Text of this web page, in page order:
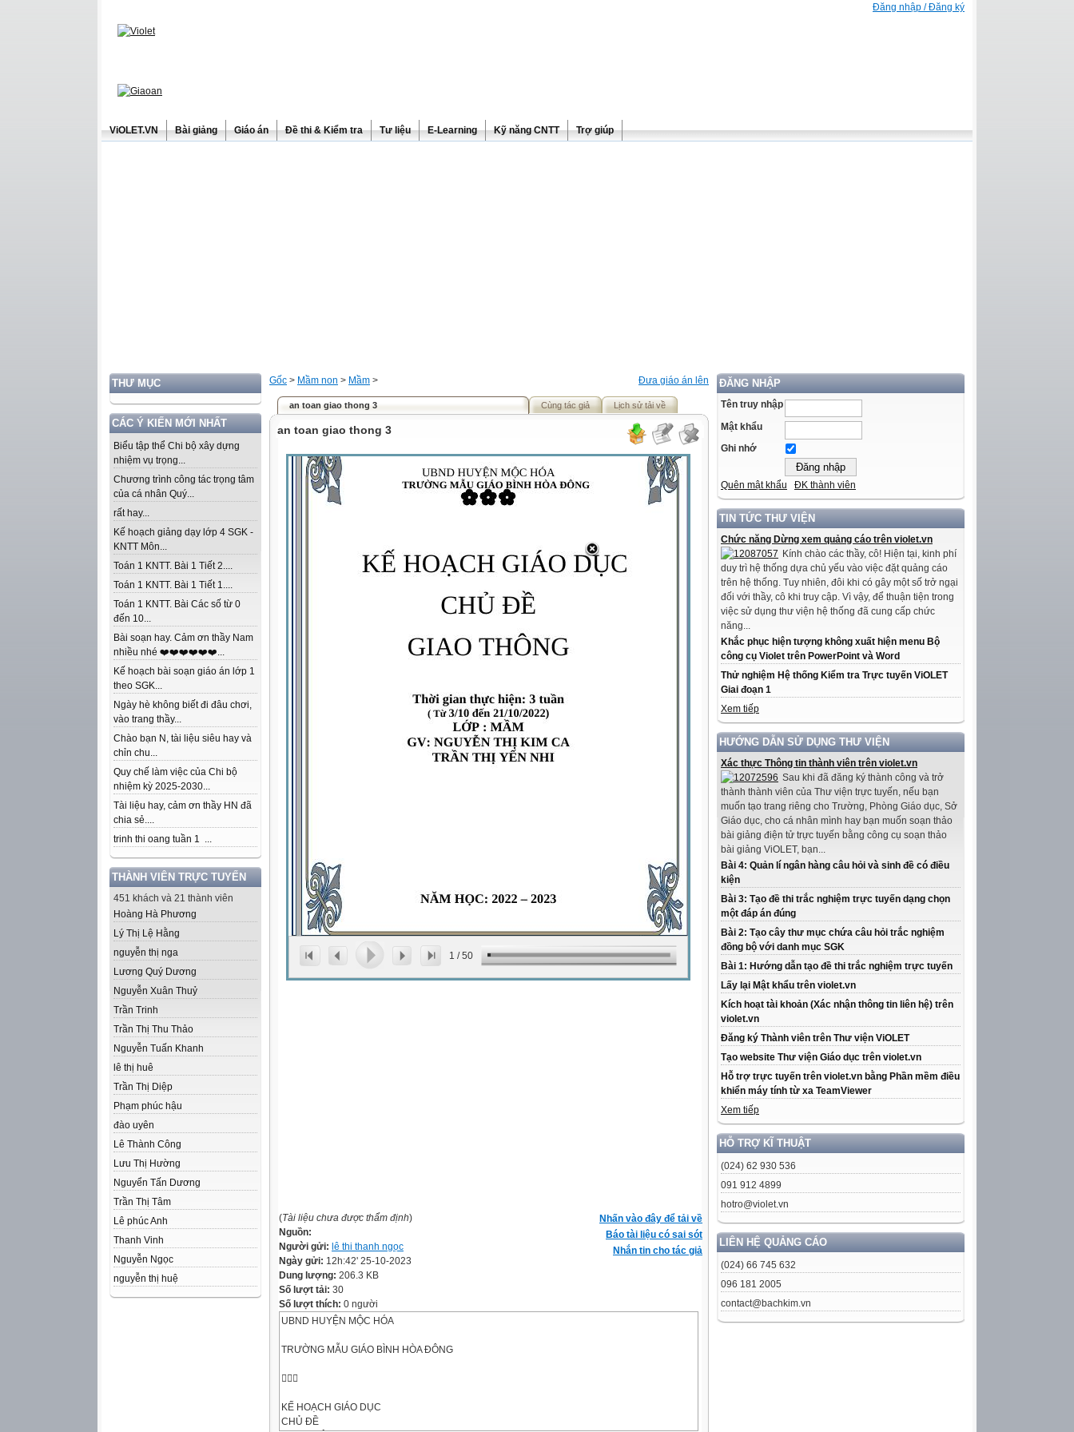
Đăng nhập / Đăng ký
ViOLET.VN Bài giảng Giáo án Đề thi & Kiểm tra Tư liệu E-Learning Kỹ năng CNTT Trợ giúp
THƯ MỤC
CÁC Ý KIẾN MỚI NHẤT
Biểu tập thể Chi bộ xây dựng
nhiệm vụ trọng...
Chương trình công tác trọng tâm
của cá nhân Quý...
rất hay...
Kế hoạch giảng dạy lớp 4 SGK -
KNTT Môn...
Toán 1 KNTT. Bài 1 Tiết 2....
Toán 1 KNTT. Bài 1 Tiết 1....
Toán 1 KNTT. Bài Các số từ 0
đến 10...
Bài soạn hay. Cảm ơn thầy Nam
nhiều nhé ❤️❤️❤️❤️❤️❤️...
Kế hoạch bài soạn giáo án lớp 1
theo SGK...
Ngày hè không biết đi đâu chơi,
vào trang thầy...
Chào bạn N, tài liệu siêu hay và
chỉn chu...
Quy chế làm việc của Chi bộ
nhiệm kỳ 2025-2030...
Tài liệu hay, cảm ơn thầy HN đã
chia sẻ....
trinh thi oang tuần 1 ...
THÀNH VIÊN TRỰC TUYẾN
451 khách và 21 thành viên
Hoàng Hà Phương
Lý Thị Lệ Hằng
nguyễn thị nga
Lương Quý Dương
Nguyễn Xuân Thuỷ
Trần Trinh
Trần Thị Thu Thảo
Nguyễn Tuấn Khanh
lê thị huê
Trần Thị Diệp
Phạm phúc hậu
đào uyên
Lê Thành Công
Lưu Thị Hường
Nguyển Tấn Dương
Trần Thị Tâm
Lê phúc Anh
Thanh Vinh
Nguyễn Ngọc
nguyễn thị huệ
ĐĂNG NHẬP
Tên truy nhập
Mật khẩu
Ghi nhớ
Quên mật khẩu ĐK thành viên
TIN TỨC THƯ VIỆN
Chức năng Dừng xem quảng cáo trên violet.vn
Kính chào các thầy, cô! Hiện tại, kinh phí
duy trì hệ thống dựa chủ yếu vào việc đặt quảng cáo
trên hệ thống. Tuy nhiên, đôi khi có gây một số trở ngại
đối với thầy, cô khi truy cập. Vì vậy, để thuận tiện trong
việc sử dụng thư viện hệ thống đã cung cấp chức
năng...
Khắc phục hiện tượng không xuất hiện menu Bộ
công cụ Violet trên PowerPoint và Word
Thử nghiệm Hệ thống Kiểm tra Trực tuyến ViOLET
Giai đoạn 1
Xem tiếp
HƯỚNG DẪN SỬ DỤNG THƯ VIỆN
Xác thực Thông tin thành viên trên violet.vn
Sau khi đã đăng ký thành công và trở
thành thành viên của Thư viện trực tuyến, nếu bạn
muốn tạo trang riêng cho Trường, Phòng Giáo dục, Sở
Giáo dục, cho cá nhân mình hay bạn muốn soạn thảo
bài giảng điện tử trực tuyến bằng công cụ soạn thảo
bài giảng ViOLET, bạn...
Bài 4: Quản lí ngân hàng câu hỏi và sinh đề có điều
kiện
Bài 3: Tạo đề thi trắc nghiệm trực tuyến dạng chọn
một đáp án đúng
Bài 2: Tạo cây thư mục chứa câu hỏi trắc nghiệm
đồng bộ với danh mục SGK
Bài 1: Hướng dẫn tạo đề thi trắc nghiệm trực tuyến
Lấy lại Mật khẩu trên violet.vn
Kích hoạt tài khoản (Xác nhận thông tin liên hệ) trên
violet.vn
Đăng ký Thành viên trên Thư viện ViOLET
Tạo website Thư viện Giáo dục trên violet.vn
Hỗ trợ trực tuyến trên violet.vn bằng Phần mềm điều
khiển máy tính từ xa TeamViewer
Xem tiếp
HỖ TRỢ KĨ THUẬT
(024) 62 930 536
091 912 4899
hotro@violet.vn
LIÊN HỆ QUẢNG CÁO
(024) 66 745 632
096 181 2005
contact@bachkim.vn
Đưa giáo án lên
Gốc > Mầm non > Mầm >
an toan giao thong 3 Cùng tác giả Lịch sử tải về
an toan giao thong 3
1 /50
Nhấn vào đây để tải về
Báo tài liệu có sai sót
Nhắn tin cho tác giả
(Tài liệu chưa được thẩm định)
Nguồn:
Người gửi: lê thi thanh ngọc
Ngày gửi: 12h:42' 25-10-2023
Dung lượng: 206.3 KB
Số lượt tải: 30
Số lượt thích: 0 người
UBND HUYỆN MỘC HÓA
TRƯỜNG MẪU GIÁO BÌNH HÒA ĐÔNG

KẾ HOẠCH GIÁO DỤC
CHỦ ĐỀ